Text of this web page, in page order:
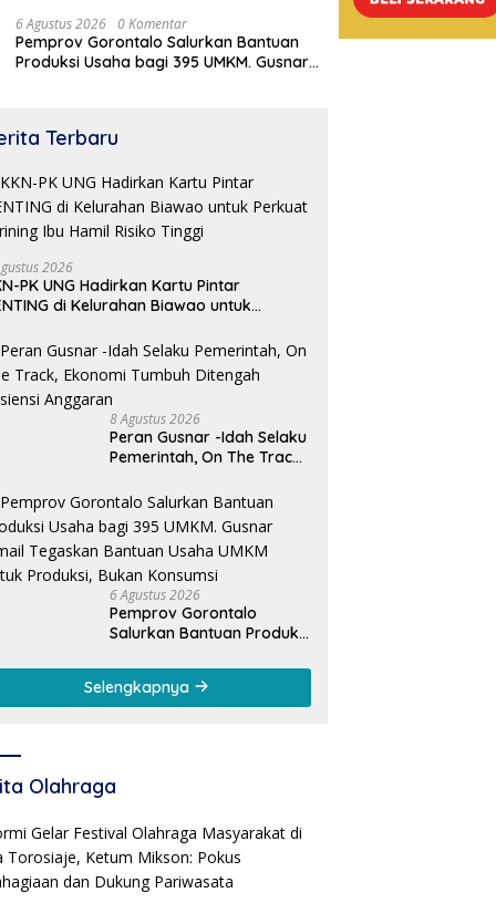
6 Agustus 2026 0 Komentar
Pemprov Gorontalo Salurkan Bantuan
Produksi Usaha bagi 395 UMKM. Gusnar
Terbaru
2026
PK UNG Hadirkan Kartu Pintar
di Kelurahan Biawao untuk
8 Agustus 2026
Peran Gusnar -Idah Selaku
Pemerintah, On The Track,
Efisiensi Anggaran
6 Agustus 2026
Pemprov Gorontalo
Salurkan Bantuan Produksi
Gusnar Ismail Tegaskan
Bantuan Usaha UMKM
untuk Produksi, Bukan
Selengkapnya
Olahraga